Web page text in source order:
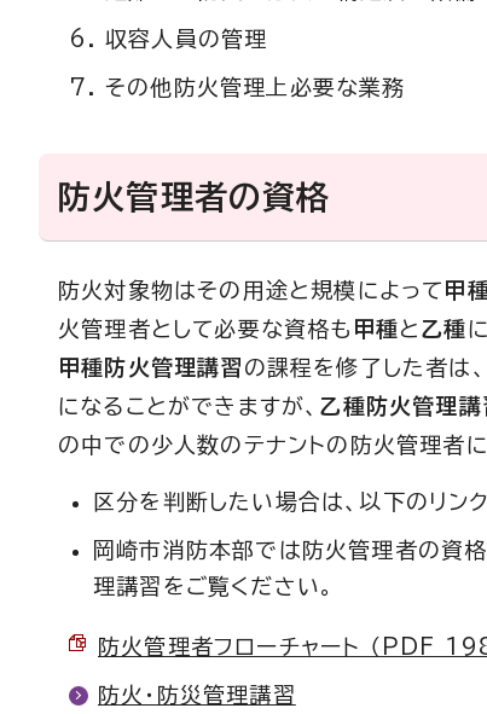
収容人員の管理
その他防火管理上必要な業務
防火管理者の資格
防火対象物はその用途と規模によって 甲
火管理者として必要な資格も 甲種と 乙種
甲種防火管理講習 の課程を修了した者は
になることができますが、 乙種防火管理講
の中での少人数のテナントの防火管理者に
区分を判断したい場合は、以下のリン
岡崎市消防本部では防火管理者の資
理講習をご覧ください。
防火管理者フローチャート （PDF
防火・防災管理講習